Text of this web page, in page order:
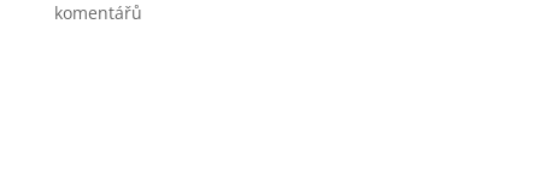
komentářů